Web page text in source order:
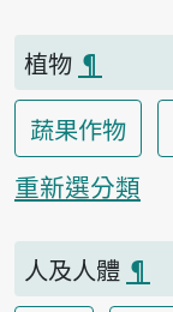
植物 ¶
蔬果作物
重新選分類
人及人體 ¶